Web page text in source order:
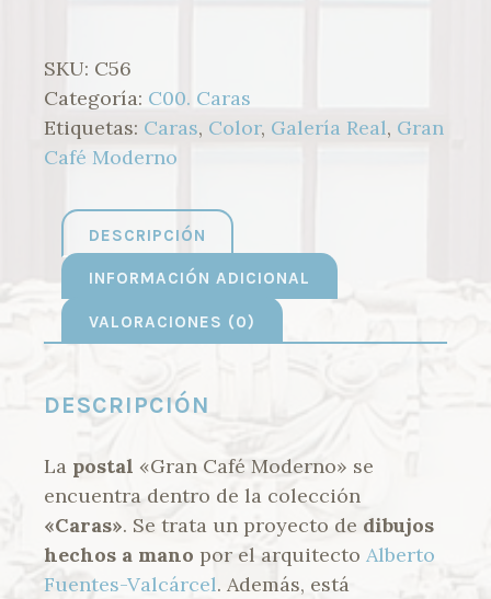
SKU: C56
Categoría: C00. Caras
Etiquetas: Caras, Color, Galería Real, Gran
Café Moderno
DESCRIPCIÓN
INFORMACIÓN ADICIONAL
VALORACIONES (0)
DESCRIPCIÓN
La postal «Gran Café Moderno» se
encuentra dentro de la colección
«Caras». Se trata un proyecto de dibujos
hechos a mano por el arquitecto Alberto
Fuentes-Valcárcel. Además, está